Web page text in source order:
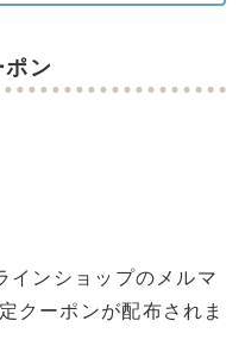
ポン
インショップのメルマ
クーポンが配布されま